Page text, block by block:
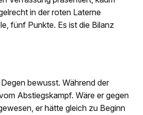
in der roten Laterne
fünf Punkte. Es ist die Bilanz
bewusst. Während der
Abstiegskampf. Wäre er gegen
er hätte gleich zu Beginn